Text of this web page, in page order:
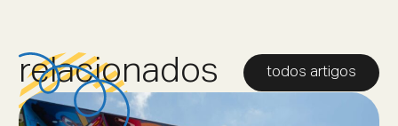
relacionados todos artigos